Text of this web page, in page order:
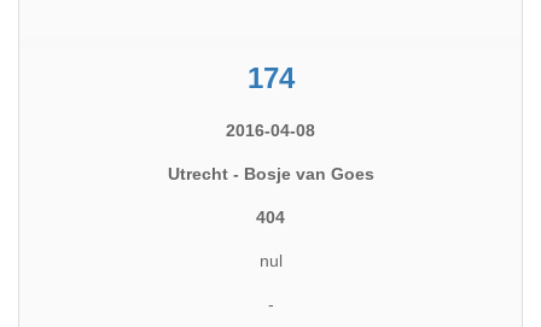
174
2016-04-08
Utrecht - Bosje van Goes
404
nul
-